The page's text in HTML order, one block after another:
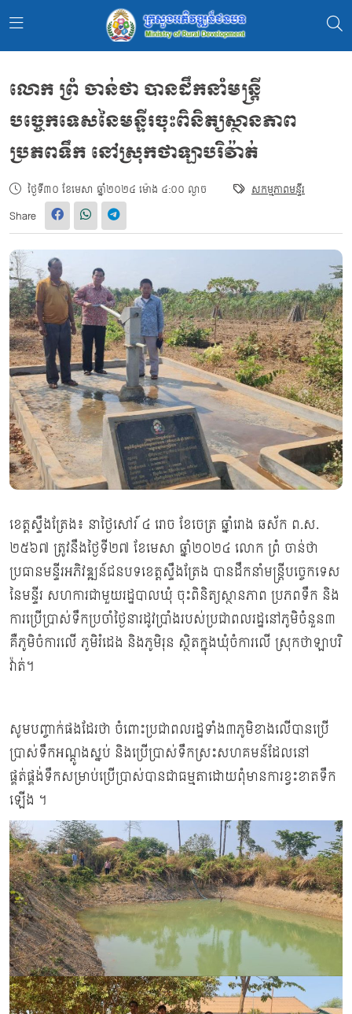
លោក ព្រំ ចាន់ថា បានដឹកនាំមន្រ្តី
បច្ចេកទេសនៃមន្ទីរចុះពិនិត្យស្ថានភាព
ប្រភពទឹក នៅស្រុកថាឡាបរិវ៉ាត់
ថ្ងៃទី៣០ ខែមេសា ឆ្នាំ២០២៤ ម៉ោង ៤:០០ ល្ងាច សកម្មភាពមន្ទីរ
Share
ខេត្តស្ទឹងត្រែង៖ នាថ្ងៃសៅរ៍ ៤ រោច ខែចេត្រ ឆ្នាំរោង ឆស័ក ព.ស.
២៥៦៧ ត្រូវនឹងថ្ងៃទី២៧ ខែមេសា ឆ្នាំ២០២៤ លោក ព្រំ ចាន់ថា
ប្រធានមន្ទីរអភិវឌ្ឍន៍ជនបទខេត្តស្ទឹងត្រែង បានដឹកនាំមន្រ្តីបច្ចេកទេស
នៃមន្ទីរ សហការជាមួយរដ្ឋបាលឃុំ ចុះពិនិត្យស្ថានភាព ប្រភពទឹក និង
ការប្រើប្រាស់ទឹកប្រចាំថ្ងៃនារដូវប្រាំងរបស់ប្រជាពលរដ្ឋនៅភូមិចំនួន៣
គឺភូមិចំការលើ ភូមិរំដេង និងភូមិរុន ស្ថិតក្នុងឃុំចំការលើ ស្រុកថាឡាបរិ
វ៉ាត់។
សូមបញ្ចាក់ផងដែរថា ចំពោះប្រជាពលរដ្ឋទាំង៣ភូមិខាងលើបានប្រើ
ប្រាស់ទឹកអណ្តូងស្នប់ និងប្រើប្រាស់ទឹកស្រះសហគមន៍ដែលនៅ
ផ្គត់ផ្គង់ទឹកសម្រាប់ប្រើប្រាស់បានជាធម្មតាដោយពុំមានការខ្វះខាតទឹក
ឡើង ។